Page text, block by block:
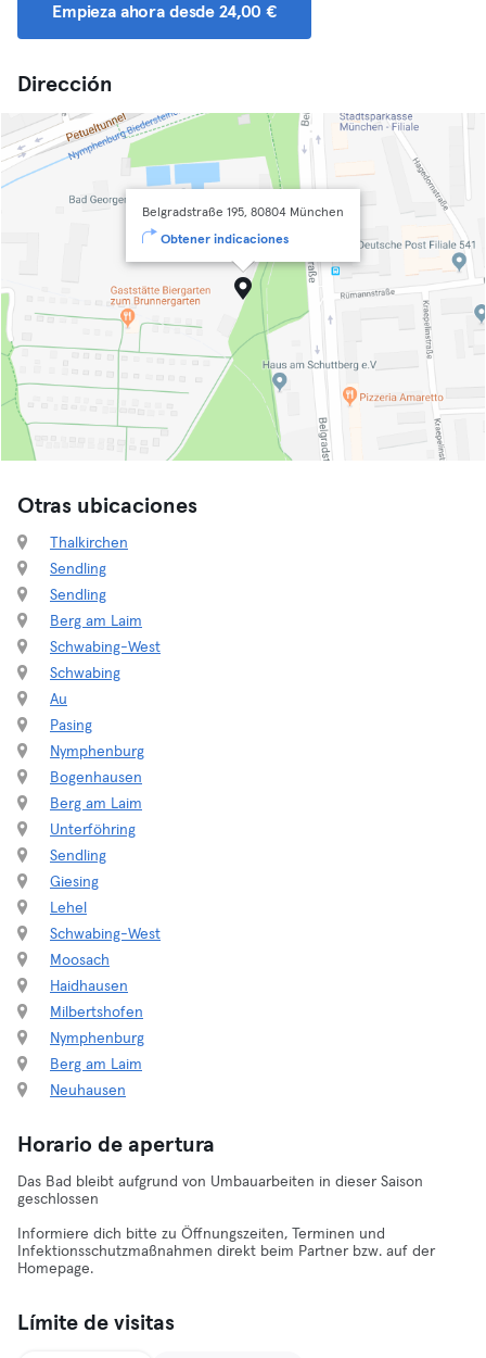
Empieza ahora desde 24,00 €
Dirección
Belgradstraße 195, 80804 München
Obtener indicaciones
Otras ubicaciones
Thalkirchen
Sendling
Sendling
Berg am Laim
Schwabing-West
Schwabing
Au
Pasing
Nymphenburg
Bogenhausen
Berg am Laim
Unterföhring
Sendling
Giesing
Lehel
Schwabing-West
Moosach
Haidhausen
Milbertshofen
Nymphenburg
Berg am Laim
Neuhausen
Horario de apertura
Das Bad bleibt aufgrund von Umbauarbeiten in dieser Saison
geschlossen
Informiere dich bitte zu Öffnungszeiten, Terminen und
Infektionsschutzmaßnahmen direkt beim Partner bzw. auf der
Homepage.
Límite de visitas